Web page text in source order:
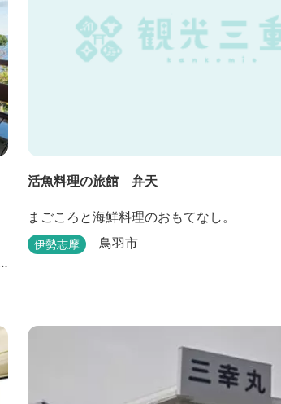
活魚料理の旅館 弁天
まごころと海鮮料理のおもてなし。
伊勢志摩 鳥羽市